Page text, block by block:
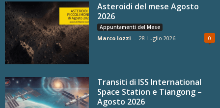
Asteroidi del mese Agosto
2026
Appuntamenti del Mese
Marco Iozzi - 28 Luglio 2026 0
Transiti di ISS International
Space Station e Tiangong –
Agosto 2026